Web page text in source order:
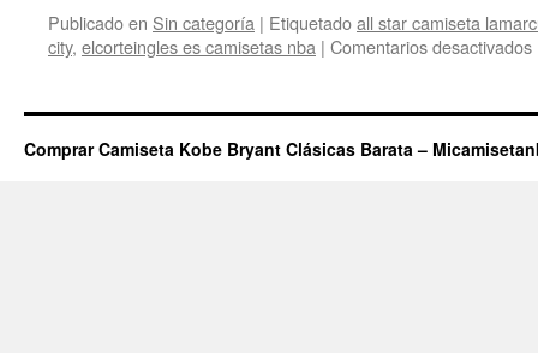
Publicado en Sin categoría | Etiquetadoall star camiseta
city, elcorteingles es camisetas nba | Comentarios desactivados
Comprar Camiseta Kobe Bryant Clásicas Barata –